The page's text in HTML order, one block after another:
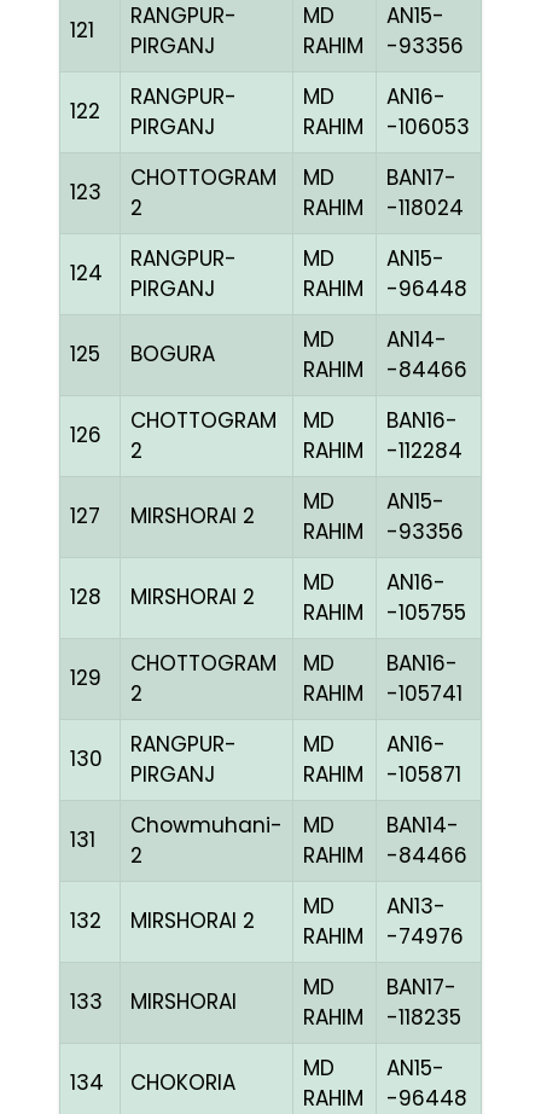
121
RANGPUR-
PIRGANJ
MD
RAHIM
AN15-
-93356
122
RANGPUR-
PIRGANJ
MD
RAHIM
AN16-
-106053
123
CHOTTOGRAM
2
MD
RAHIM
BAN17-
-118024
124
RANGPUR-
PIRGANJ
MD
RAHIM
AN15-
-96448
125 BOGURA
MD
RAHIM
AN14-
-84466
126
CHOTTOGRAM
2
MD
RAHIM
BAN16-
-112284
127 MIRSHORAI 2
MD
RAHIM
AN15-
-93356
128 MIRSHORAI 2
MD
RAHIM
AN16-
-105755
129
CHOTTOGRAM
2
MD
RAHIM
BAN16-
-105741
130
RANGPUR-
PIRGANJ
MD
RAHIM
AN16-
-105871
131
Chowmuhani-
2
MD
RAHIM
BAN14-
-84466
132 MIRSHORAI 2
MD
RAHIM
AN13-
-74976
133 MIRSHORAI
MD
RAHIM
BAN17-
-118235
134 CHOKORIA
MD
RAHIM
AN15-
-96448